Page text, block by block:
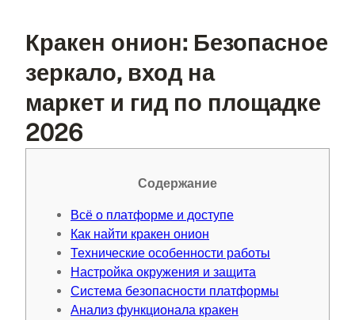
Кракен онион: Безопасное
зеркало, вход на
маркет и гид по площадке
2026
Содержание
Всё о платформе и доступе
Как найти кракен онион
Технические особенности работы
Настройка окружения и защита
Система безопасности платформы
Анализ функционала кракен